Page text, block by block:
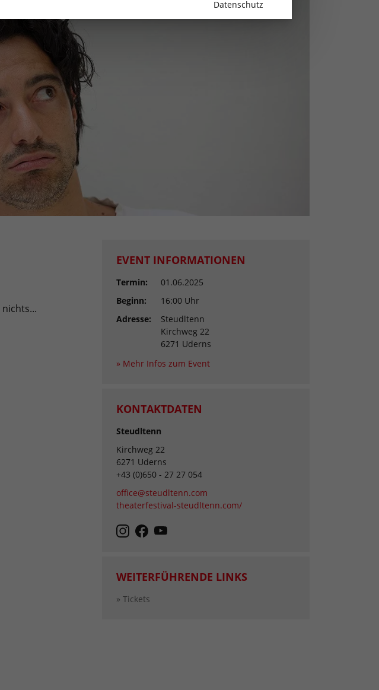
nichts...
EVENT INFORMATIONEN
Termin:
01.06.2025
Beginn:
16:00 Uhr
Adresse:
Steudltenn
Kirchweg 22
6271 Uderns
» Mehr Infos zum Event
KONTAKTDATEN
Steudltenn
Kirchweg 22
6271 Uderns
+43 (0)650 - 27 27 054
office@steudltenn.com
theaterfestival-steudltenn.com/
WEITERFÜHRENDE LINKS
» Tickets
Datenschutz